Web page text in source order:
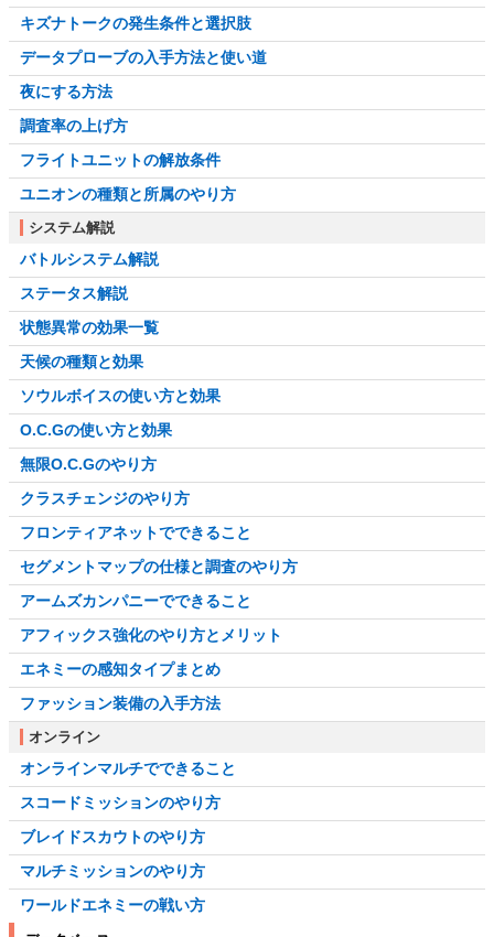
キズナトークの発生条件と選択肢
データプローブの入手方法と使い道
夜にする方法
調査率の上げ方
フライトユニットの解放条件
ユニオンの種類と所属のやり方
システム解説
バトルシステム解説
ステータス解説
状態異常の効果一覧
天候の種類と効果
ソウルボイスの使い方と効果
O.C.Gの使い方と効果
無限O.C.Gのやり方
クラスチェンジのやり方
フロンティアネットでできること
セグメントマップの仕様と調査のやり方
アームズカンパニーでできること
アフィックス強化のやり方とメリット
エネミーの感知タイプまとめ
ファッション装備の入手方法
オンライン
オンラインマルチでできること
スコードミッションのやり方
ブレイドスカウトのやり方
マルチミッションのやり方
ワールドエネミーの戦い方